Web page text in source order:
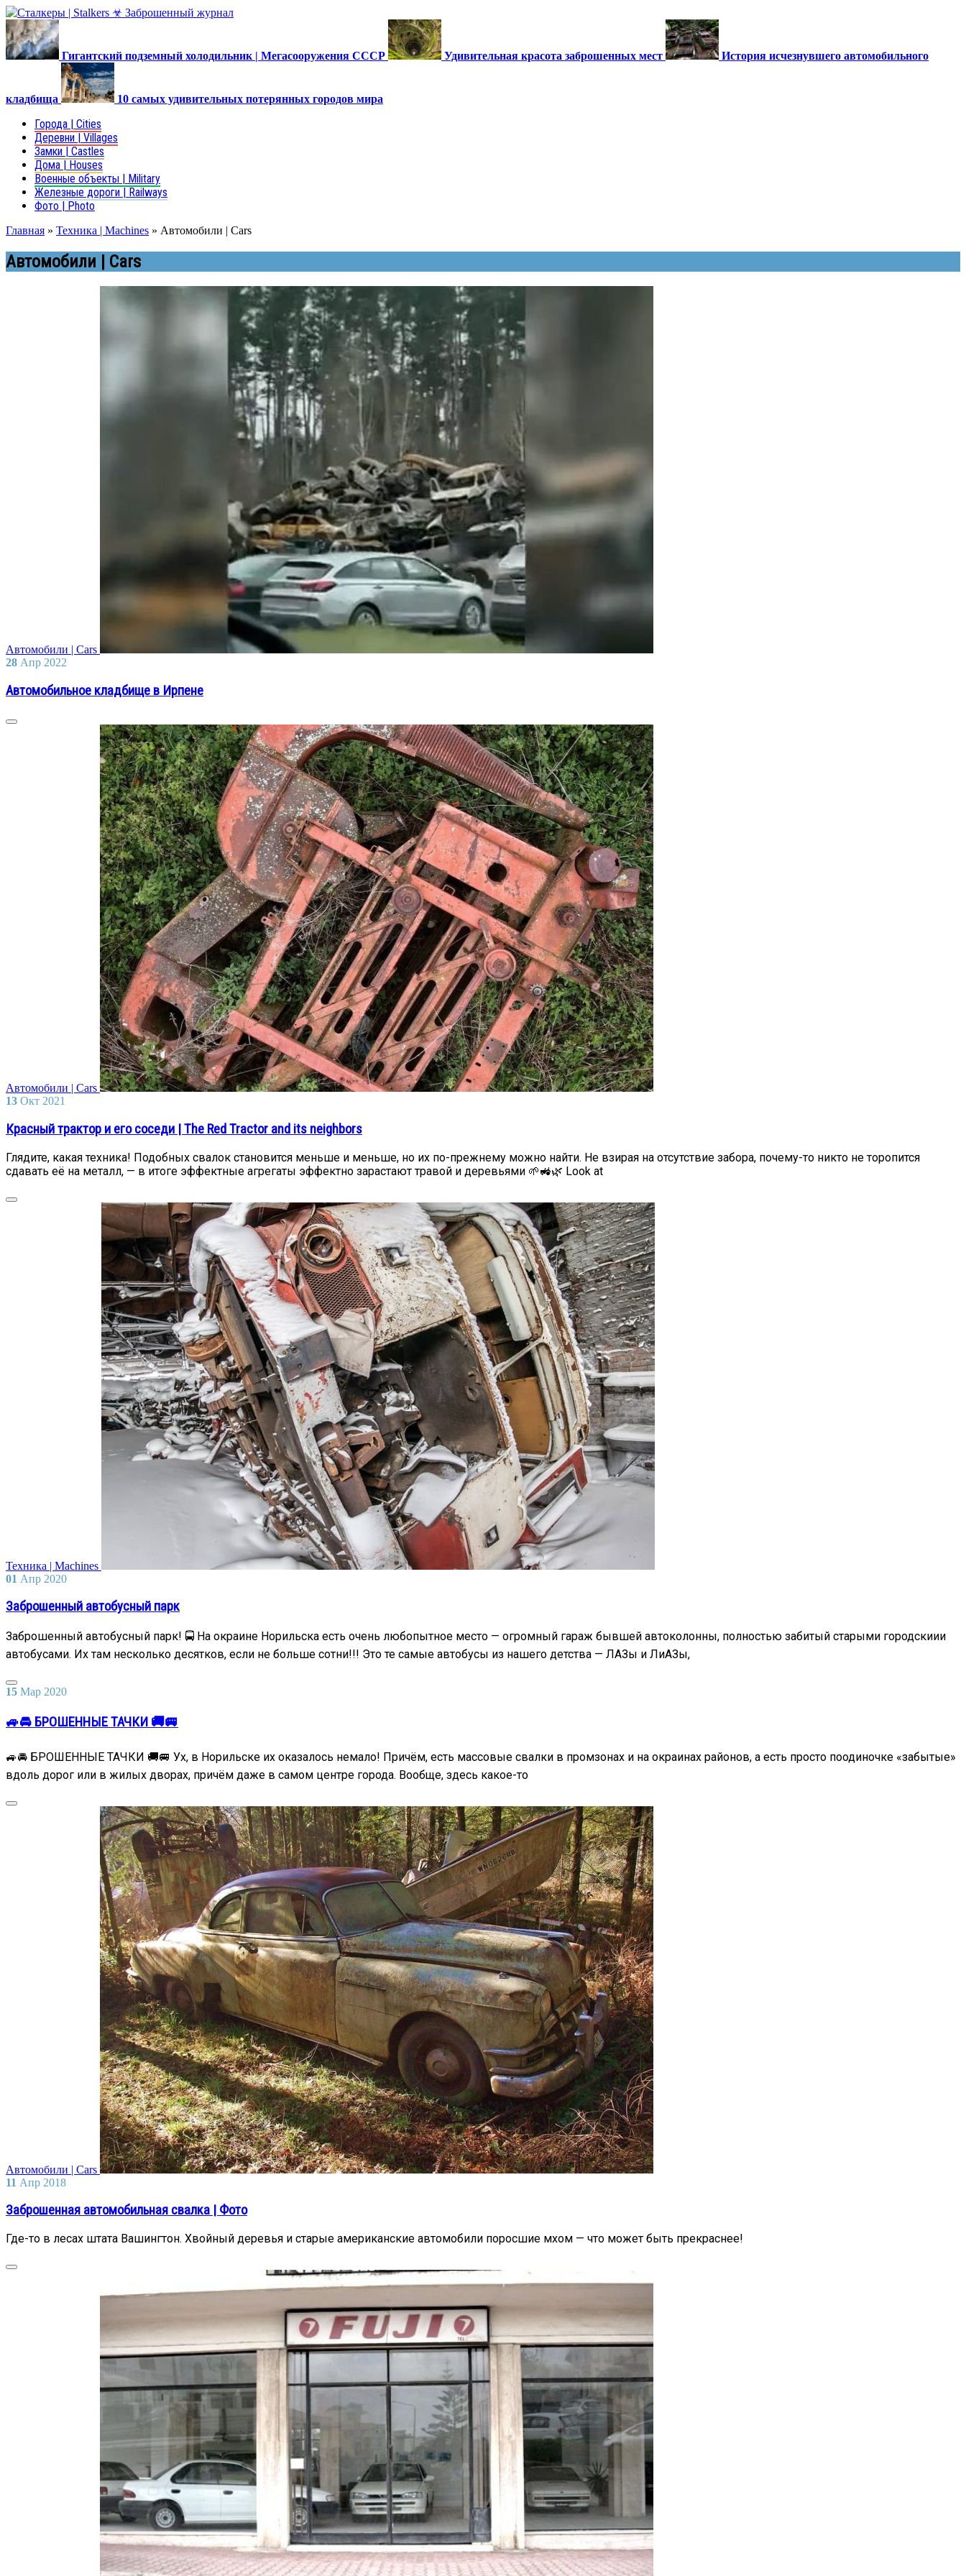
Гигантский подземный холодильник | Мегасооружения СССР Удивительная красота заброшенных мест История исчезнувшего автомобильного
кладбища 10 самых удивительных потерянных городов мира
Города | Cities
Деревни | Villages
Замки | Castles
Дома | Houses
Военные объекты | Military
Железные дороги | Railways
Фото | Photo
Главная » Техника | Machines » Автомобили | Cars
Автомобили | Cars
Автомобили | Cars
28 Апр 2022
Автомобильное кладбище в Ирпене
Автомобили | Cars
13 Окт 2021
Красный трактор и его соседи | The Red Tractor and its neighbors
Глядите, какая техника! Подобных свалок становится меньше и меньше, но их по-прежнему можно найти. Не взирая на отсутствие забора, почему-то никто не торопится
сдавать её на металл, — в итоге эффектные агрегаты эффектно зарастают травой и деревьями 🌱🚜🌿 Look at
Техника | Machines
01 Апр 2020
Заброшенный автобусный парк
Заброшенный автобусный парк! 🚍 На окраине Норильска есть очень любопытное место — огромный гараж бывшей автоколонны, полностью забитый старыми городскиии
автобусами. Их там несколько десятков, если не больше сотни!!! Это те самые автобусы из нашего детства — ЛАЗы и ЛиАЗы,
15 Мар 2020
🚙🚘 БРОШЕННЫЕ ТАЧКИ 🚚🚐
🚙🚘 БРОШЕННЫЕ ТАЧКИ 🚚🚐 Ух, в Норильске их оказалось немало! Причём, есть массовые свалки в промзонах и на окраинах районов, а есть просто поодиночке «забытые»
вдоль дорог или в жилых дворах, причём даже в самом центре города. Вообще, здесь какое-то
Автомобили | Cars
11 Апр 2018
Заброшенная автомобильная свалка | Фото
Где-то в лесах штата Вашингтон. Хвойный деревья и старые американские автомобили поросшие мхом — что может быть прекраснее!